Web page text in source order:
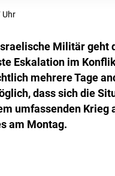
Uhr
Militär geht
Eskalation im
mehrere Tage
dass sich die
umfassenden Krieg
am Montag.